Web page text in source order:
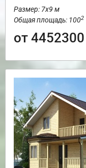
Размер: 7х9 м
Общая площадь: 1002
от 4452300